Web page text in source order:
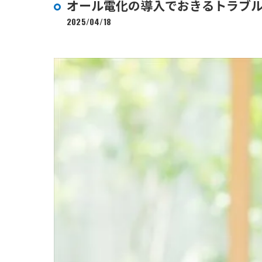
オール電化の導入でおきるトラブ
2025/04/18